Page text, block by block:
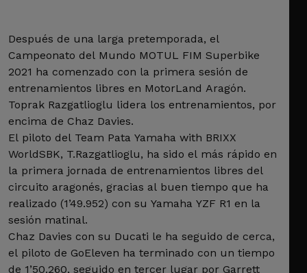
Después de una larga pretemporada, el
Campeonato del Mundo MOTUL FIM Superbike
2021 ha comenzado con la primera sesión de
entrenamientos libres en MotorLand Aragón.
Toprak Razgatlioglu lidera los entrenamientos, por
encima de Chaz Davies.
El piloto del Team Pata Yamaha with BRIXX
WorldSBK, T.Razgatlioglu, ha sido el más rápido en
la primera jornada de entrenamientos libres del
circuito aragonés, gracias al buen tiempo que ha
realizado (1’49.952) con su Yamaha YZF R1 en la
sesión matinal.
Chaz Davies con su Ducati le ha seguido de cerca,
el piloto de GoEleven ha terminado con un tiempo
de 1’50.260, seguido en tercer lugar por Garrett